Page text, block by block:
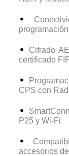
Cifrado
certificado
CPS con
P25 y Wi-Fi
accesorios